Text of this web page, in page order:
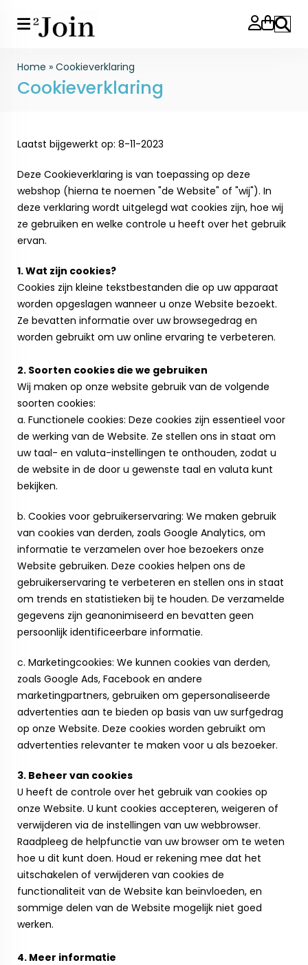
Search
Home » Cookieverklaring
Cookieverklaring
Laatst bijgewerkt op: 8-11-2023
Deze Cookieverklaring is van toepassing op deze
webshop (hierna te noemen "de Website" of "wij"). In
deze verklaring wordt uitgelegd wat cookies zijn, hoe wij
ze gebruiken en welke controle u heeft over het gebruik
ervan.
1. Wat zijn cookies?
Cookies zijn kleine tekstbestanden die op uw apparaat
worden opgeslagen wanneer u onze Website bezoekt.
Ze bevatten informatie over uw browsegedrag en
worden gebruikt om uw online ervaring te verbeteren.
2. Soorten cookies die we gebruiken
Wij maken op onze website gebruik van de volgende
soorten cookies:
a. Functionele cookies: Deze cookies zijn essentieel voor
de werking van de Website. Ze stellen ons in staat om
uw taal- en valuta-instellingen te onthouden, zodat u
de website in de door u gewenste taal en valuta kunt
bekijken.
b. Cookies voor gebruikerservaring: We maken gebruik
van cookies van derden, zoals Google Analytics, om
informatie te verzamelen over hoe bezoekers onze
Website gebruiken. Deze cookies helpen ons de
gebruikerservaring te verbeteren en stellen ons in staat
om trends en statistieken bij te houden. De verzamelde
gegevens zijn geanonimiseerd en bevatten geen
persoonlijk identificeerbare informatie.
c. Marketingcookies: We kunnen cookies van derden,
zoals Google Ads, Facebook en andere
marketingpartners, gebruiken om gepersonaliseerde
advertenties aan te bieden op basis van uw surfgedrag
op onze Website. Deze cookies worden gebruikt om
advertenties relevanter te maken voor u als bezoeker.
3. Beheer van cookies
U heeft de controle over het gebruik van cookies op
onze Website. U kunt cookies accepteren, weigeren of
verwijderen via de instellingen van uw webbrowser.
Raadpleeg de helpfunctie van uw browser om te weten
hoe u dit kunt doen. Houd er rekening mee dat het
uitschakelen of verwijderen van cookies de
functionaliteit van de Website kan beïnvloeden, en
sommige delen van de Website mogelijk niet goed
werken.
4. Meer informatie